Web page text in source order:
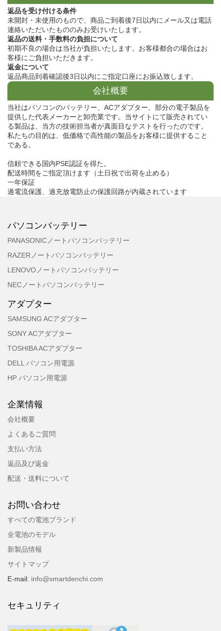
返品を受け付ける条件
未開封・未使用のもので、商品ご到着後7日以内にメール又は電話
連絡いただいたもののみお受けいたします。
返品の送料・手数料の負担について
初期不良の場合は当社が負担いたします。お客様都合の場合はお
客様にご負担いただきます。
返金について
返品商品到着確認後3日以内にご指定口座にお振込致します。
会社概要
当社はパソコンのバッテリー、ACアダプター、部分の電子製品を
提供した代表メーカーと卸売業です。当サイトにて販売されてい
る製品は、当方の技術担当者が真面目なテストを行ったのです。
私たちの目的は、低価格で高性能の製品をお客様に提供すること
である。
信頼できる国内PSE認証を得た。
配送時間をご指定頂けます（土日祝で出荷を止める）
一年保証
過電流保護、過充放電防止の保護回路が内蔵されています
パソコンバッテリー
PANASONICノートパソコンバッテリー
RAZERノートパソコンバッテリー
LENOVOノートパソコンバッテリー
NECノートパソコンバッテリー
アダプター
SAMSUNG ACアダプター
SONY ACアダプター
TOSHIBA ACアダプター
DELL パソコン用電源
HP パソコン用電源
企業情報
会社概要
よくあるご質問
支払い方法
返品及び返金
配送・送料について
お問い合わせ
すべての電池ブランド
全電池のモデル
新製品情報
サイトマップ
E-mail: info@smartdenchi.com
セキュリティ